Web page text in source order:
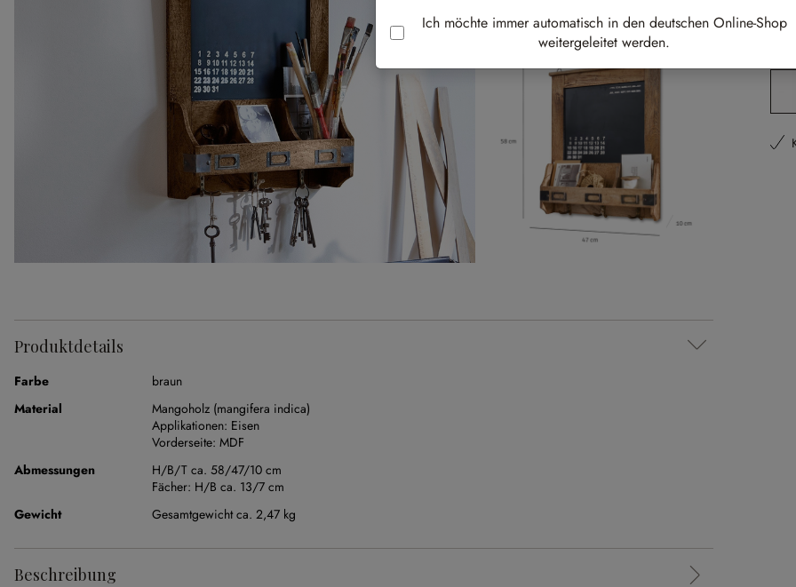
Produktdetails
Farbe
braun
Material
Mangoholz (mangifera indica)
Applikationen: Eisen
Vorderseite: MDF
Abmessungen
H/B/T ca. 58/47/10 cm
Fächer: H/B ca. 13/7 cm
Gewicht
Gesamtgewicht ca. 2,47 kg
Beschreibung
Ich möchte immer automatisch in den deutschen Online-Shop
weitergeleitet werden.